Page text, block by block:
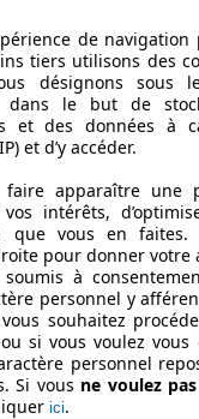
de navigation
tiers utilisons des
désignons sous
dans le but de
et des données à
et d’y accéder.
apparaître une
intérêts,
que vous en faites.
pour donner votre
à
personnel y
souhaitez
si vous voulez vous
personnel
Si vous ne voulez
ici.